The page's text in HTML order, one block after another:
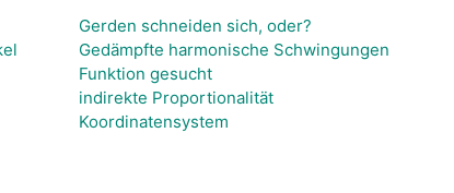
Gerden schneiden sich, oder?
Gedämpfte harmonische Schwingungen
Funktion gesucht
indirekte Proportionalität
Koordinatensystem